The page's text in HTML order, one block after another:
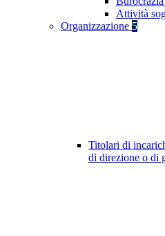
Attività
Organizzazione 5
Titolari di
di direzione o di